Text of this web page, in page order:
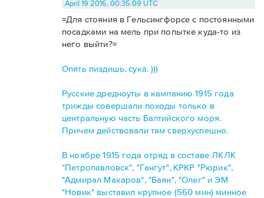
April 19 2016, 00:35:09 UTC
=Для стояния в Гельсингфорсе с постоянными
посадками на мель при попытке куда-то из
него выйти?=
Опять пиздишь, сука. )))
Русские дредноуты в кампанию 1915 года
трижды совершали походы только в
центральную часть Балтийского моря.
Причем действовали там сверхуспешно.
В ноябре 1915 года отряд в составе ЛКЛК
"Петропавловск", "Гангут", КРКР "Рюрик",
"Адмирал Макаров", "Баян", "Олег" и ЭМ
"Новик" выставил крупное (560 мин) минное